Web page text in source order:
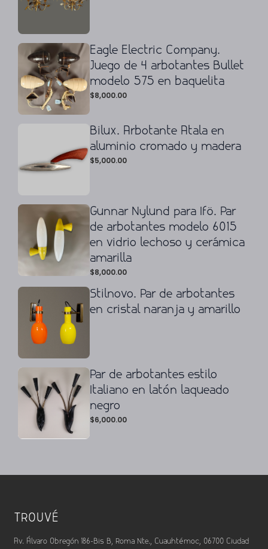
Eagle Electric Company.
Juego de 4 arbotantes Bullet
modelo 575 en baquelita
$8,000.00
Bilux. Arbotante Atala en
aluminio cromado y madera
$5,000.00
Gunnar Nylund para Ifö. Par
de arbotantes modelo 6015
en vidrio lechoso y cerámica
amarilla
$8,000.00
Stilnovo. Par de arbotantes
en cristal naranja y amarillo
Par de arbotantes estilo
Italiano en latón laqueado
negro
$6,000.00
TROUVÉ
Av. Álvaro Obregón 186-Bis B, Roma Nte., Cuauhtémoc, 06700 Ciudad